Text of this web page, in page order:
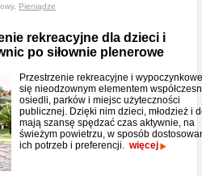
Pieniądze
rekreacyjne dla dzieci i
po siłownie plenerowe
Przestrzenie rekreacyjne i
się nieodzownym elementem
osiedli, parków i miejsc użyteczności
publicznej. Dzięki nim dzieci, młodzież i
mają szansę spędzać czas aktywnie, na
świeżym powietrzu, w sposób
ich potrzeb i preferencji. więcej